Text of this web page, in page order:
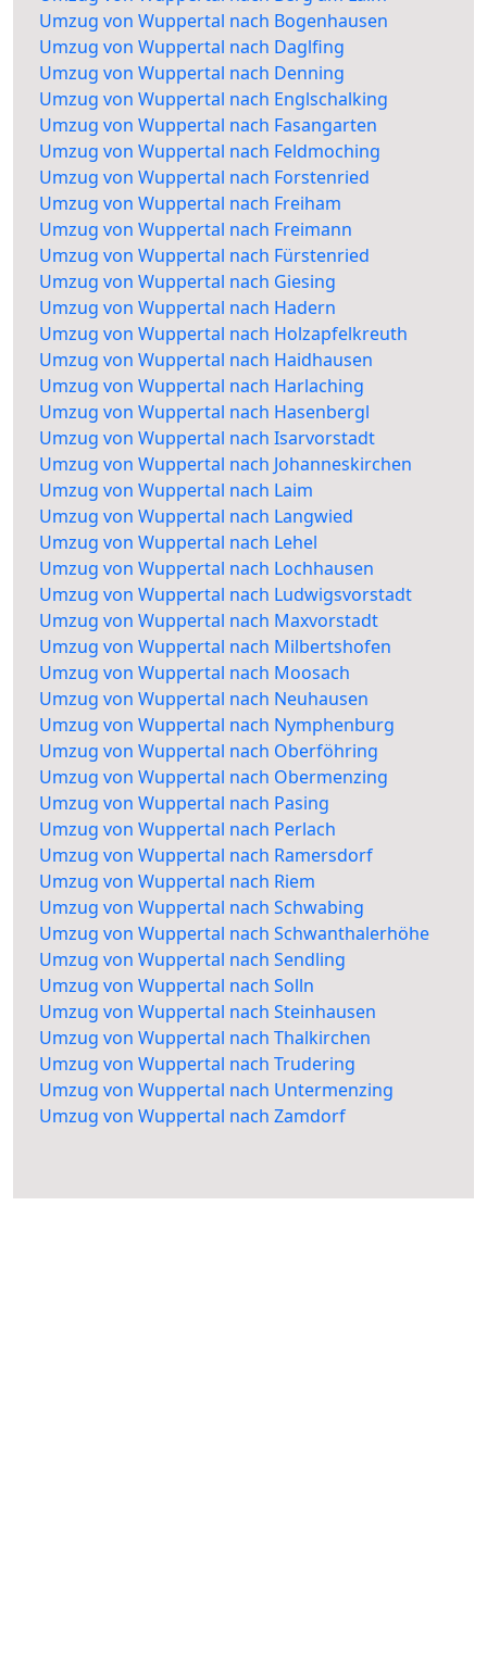
Umzug von Wuppertal nach Bogenhausen
Umzug von Wuppertal nach Daglfing
Umzug von Wuppertal nach Denning
Umzug von Wuppertal nach Englschalking
Umzug von Wuppertal nach Fasangarten
Umzug von Wuppertal nach Feldmoching
Umzug von Wuppertal nach Forstenried
Umzug von Wuppertal nach Freiham
Umzug von Wuppertal nach Freimann
Umzug von Wuppertal nach Fürstenried
Umzug von Wuppertal nach Giesing
Umzug von Wuppertal nach Hadern
Umzug von Wuppertal nach Holzapfelkreuth
Umzug von Wuppertal nach Haidhausen
Umzug von Wuppertal nach Harlaching
Umzug von Wuppertal nach Hasenbergl
Umzug von Wuppertal nach Isarvorstadt
Umzug von Wuppertal nach Johanneskirchen
Umzug von Wuppertal nach Laim
Umzug von Wuppertal nach Langwied
Umzug von Wuppertal nach Lehel
Umzug von Wuppertal nach Lochhausen
Umzug von Wuppertal nach Ludwigsvorstadt
Umzug von Wuppertal nach Maxvorstadt
Umzug von Wuppertal nach Milbertshofen
Umzug von Wuppertal nach Moosach
Umzug von Wuppertal nach Neuhausen
Umzug von Wuppertal nach Nymphenburg
Umzug von Wuppertal nach Oberföhring
Umzug von Wuppertal nach Obermenzing
Umzug von Wuppertal nach Pasing
Umzug von Wuppertal nach Perlach
Umzug von Wuppertal nach Ramersdorf
Umzug von Wuppertal nach Riem
Umzug von Wuppertal nach Schwabing
Umzug von Wuppertal nach Schwanthalerhöhe
Umzug von Wuppertal nach Sendling
Umzug von Wuppertal nach Solln
Umzug von Wuppertal nach Steinhausen
Umzug von Wuppertal nach Thalkirchen
Umzug von Wuppertal nach Trudering
Umzug von Wuppertal nach Untermenzing
Umzug von Wuppertal nach Zamdorf